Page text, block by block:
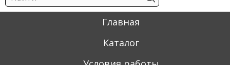
Главная
Каталог